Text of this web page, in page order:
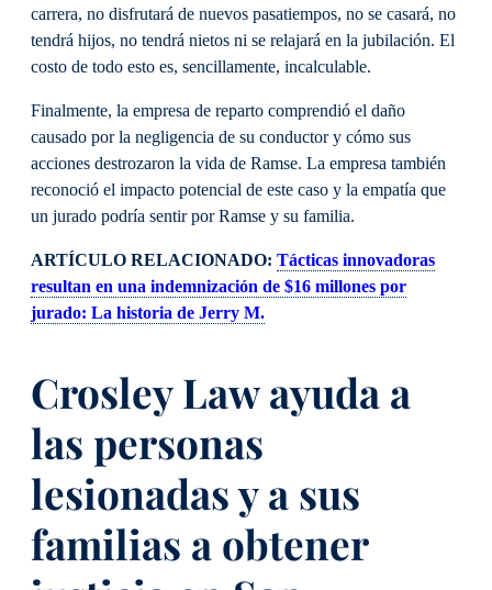
carrera, no disfrutará de nuevos pasatiempos, no se casará, no
tendrá hijos, no tendrá nietos ni se relajará en la jubilación. El
costo de todo esto es, sencillamente, incalculable.
Finalmente, la empresa de reparto comprendió el daño
causado por la negligencia de su conductor y cómo sus
acciones destrozaron la vida de Ramse. La empresa también
reconoció el impacto potencial de este caso y la empatía que
un jurado podría sentir por Ramse y su familia.
ARTÍCULO RELACIONADO: Tácticas innovadoras
resultan en una indemnización de $16 millones por
jurado: La historia de Jerry M.
Crosley Law ayuda a
las personas
lesionadas y a sus
familias a obtener